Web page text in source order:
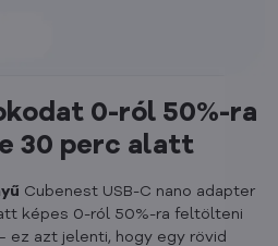
0-ról 50%-ra
30 perc alatt
Cubenest USB-C nano adapter
képes 0-ról 50%-ra feltölteni
ez azt jelenti, hogy egy rövid